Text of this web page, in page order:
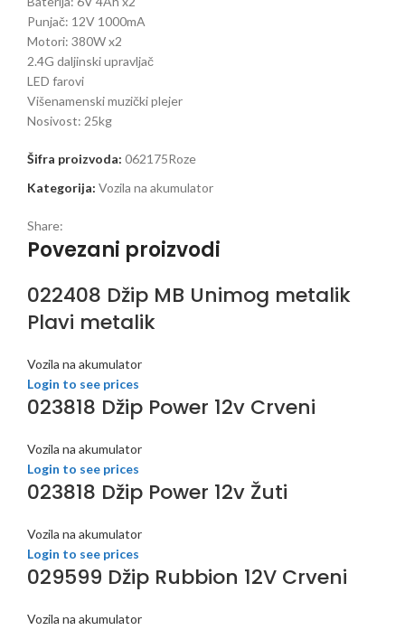
Punjač: 12V 1000mA
Motori: 380W x2
2.4G daljinski upravljač
LED farovi
Višenamenski muzički plejer
Nosivost: 25kg
Šifra proizvoda: 062175Roze
Kategorija: Vozila na akumulator
Share:
Povezani proizvodi
022408 Džip MB Unimog metalik
Plavi metalik
Vozila na akumulator
Login to see prices
023818 Džip Power 12v Crveni
Vozila na akumulator
Login to see prices
023818 Džip Power 12v Žuti
Vozila na akumulator
Login to see prices
029599 Džip Rubbion 12V Crveni
Vozila na akumulator